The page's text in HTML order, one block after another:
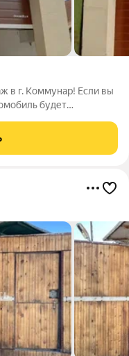
в г. Коммунар! Если вы
будет
отличная новость!